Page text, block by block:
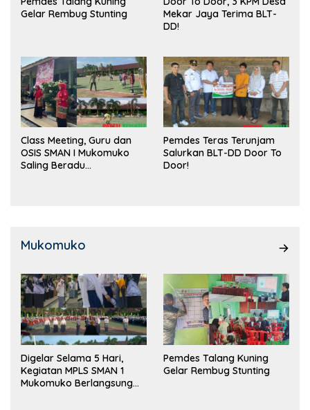
Gelar Rembug Stunting
Mekar Jaya Terima BLT-
DD!
Class Meeting, Guru dan
OSIS SMAN I Mukomuko
Saling Beradu
Pemdes Teras Terunjam
Salurkan BLT-DD Door To
Door!
Mukomuko
Digelar Selama 5 Hari,
Kegiatan MPLS SMAN 1
Mukomuko Berlangsung
Pemdes Talang Kuning
Gelar Rembug Stunting